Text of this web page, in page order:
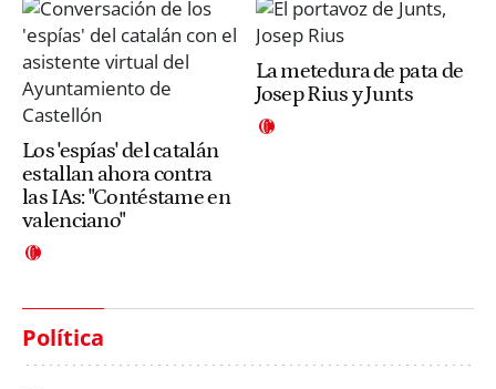
Los 'espías' del catalán
estallan ahora contra
las IAs: "Contéstame en
valenciano"
La metedura de pata de
Josep Rius y Junts
Política